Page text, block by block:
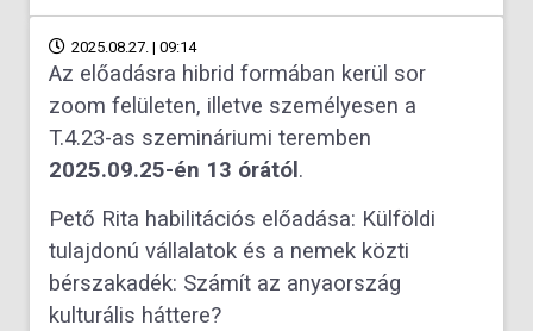
2025.08.27. | 09:14
Az előadásra hibrid formában kerül sor
zoom felületen, illetve személyesen a
T.4.23-as szemináriumi teremben
2025.09.25-én 13 órától .
Pető Rita habilitációs előadása: Külföldi
tulajdonú vállalatok és a nemek közti
bérszakadék: Számít az anyaország
kulturális háttere?